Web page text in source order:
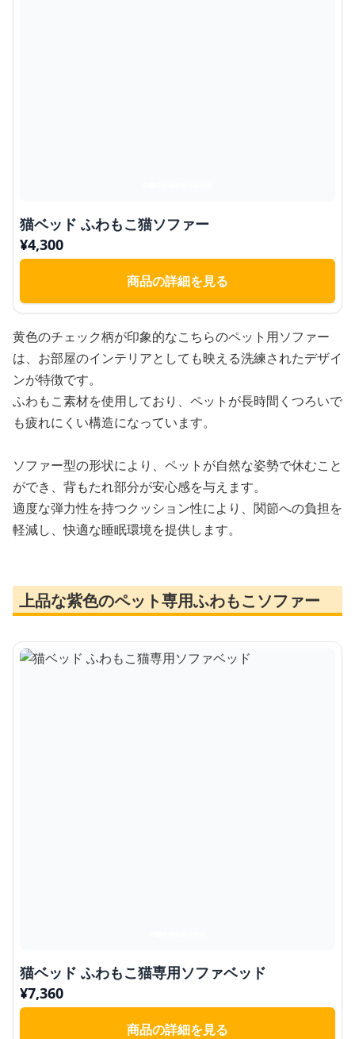
猫ベッド ふわもこ猫ソファー
¥4,300
商品の詳細を見る
黄色のチェック柄が印象的なこちらのペット用ソファー
は、お部屋のインテリアとしても映える洗練されたデザイ
ンが特徴です。
ふわもこ素材を使用しており、ペットが長時間くつろいで
も疲れにくい構造になっています。
ソファー型の形状により、ペットが自然な姿勢で休むこと
ができ、背もたれ部分が安心感を与えます。
適度な弾力性を持つクッション性により、関節への負担を
軽減し、快適な睡眠環境を提供します。
上品な紫色のペット専用ふわもこソファー
猫ベッド ふわもこ猫専用ソファベッド
¥7,360
商品の詳細を見る